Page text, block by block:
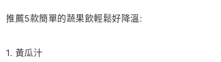
推薦5款簡單的蔬果飲輕鬆好降溫:
1. 黃瓜汁